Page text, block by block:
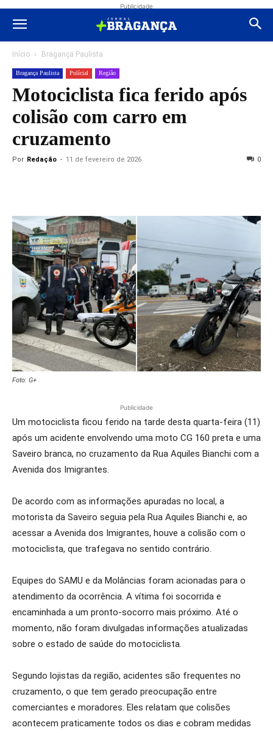
Publicidade
Início Bragança Paulista
Bragança Paulista Polícial Região
Motociclista fica ferido após
colisão com carro em
cruzamento
Por Redação - 11 de fevereiro de 2026 0
Foto: G+
Publicidade
Um motociclista ficou ferido na tarde desta quarta-feira (11)
após um acidente envolvendo uma moto CG 160 preta e uma
Saveiro branca, no cruzamento da Rua Aquiles Bianchi com a
Avenida dos Imigrantes.
De acordo com as informações apuradas no local, a
motorista da Saveiro seguia pela Rua Aquiles Bianchi e, ao
acessar a Avenida dos Imigrantes, houve a colisão com o
motociclista, que trafegava no sentido contrário.
Equipes do SAMU e da Molâncias foram acionadas para o
atendimento da ocorrência. A vítima foi socorrida e
encaminhada a um pronto-socorro mais próximo. Até o
momento, não foram divulgadas informações atualizadas
sobre o estado de saúde do motociclista.
Segundo lojistas da região, acidentes são frequentes no
cruzamento, o que tem gerado preocupação entre
comerciantes e moradores. Eles relatam que colisões
acontecem praticamente todos os dias e cobram medidas